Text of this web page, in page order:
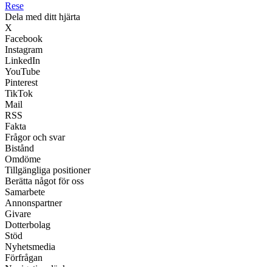
Rese
Dela med ditt hjärta
X
Facebook
Instagram
LinkedIn
YouTube
Pinterest
TikTok
Mail
RSS
Fakta
Frågor och svar
Bistånd
Omdöme
Tillgängliga positioner
Berätta något för oss
Samarbete
Annonspartner
Givare
Dotterbolag
Stöd
Nyhetsmedia
Förfrågan